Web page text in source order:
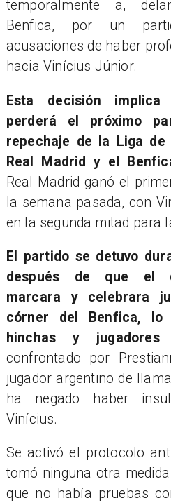
temporalmente a,
Benfica, por un
acusaciones de haber
hacia Vinícius Júnior.
Esta decisión
perderá el próximo
repechaje de la Liga de
Real Madrid y el
Real Madrid ganó el
la semana pasada, con
en la segunda mitad para
El partido se detuvo
después de que el
marcara y celebrara
córner del Benfica,
hinchas y jugadores
confrontado por
jugador argentino de
ha negado haber
Vinícius.
Se activó el protocolo
tomó ninguna otra
que no había pruebas